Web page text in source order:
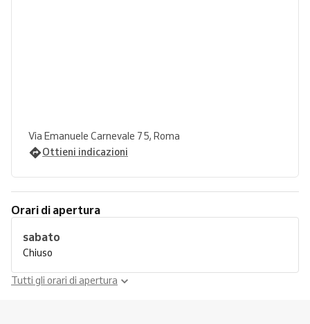
Via Emanuele Carnevale 75, Roma
Ottieni indicazioni
Orari di apertura
sabato
Chiuso
Tutti gli orari di apertura